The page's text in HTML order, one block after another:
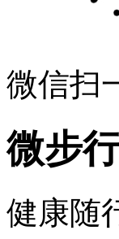
微信扫
微步
健康随